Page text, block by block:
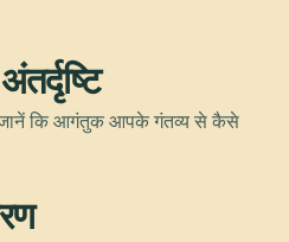
जानें कि आगंतुक आपके गंतव्य से कैसे